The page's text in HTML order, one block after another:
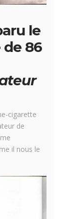
le
de 86
cigarette
de
il nous le